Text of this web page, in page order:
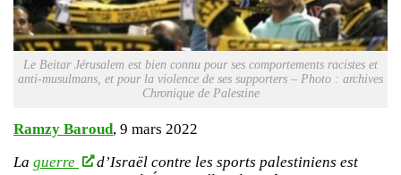
Le Beitar Jérusalem est bien connu pour ses comportements racistes et
anti-musulmans, et pour la violence de ses supporters – Photo : archives
Chronique de Palestine
Ramzy Baroud, 9 mars 2022
La guerre
d’Israël contre les sports palestiniens est